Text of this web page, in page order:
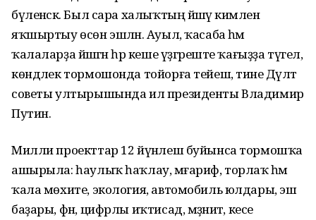
бүленәсәк. Был сара халыҡтың йәшәү кимәлен
яҡшыртыу өсөн эшләнә. Ауыл, ҡасаба һәм
ҡалаларҙа йәшәгән һәр кеше үҙгәреште ҡағыҙҙа түгел,
көндәлек тормошонда тойорға тейеш, тине Дәүләт
советы ултырышында ил президенты Владимир
Путин.
Милли проекттар 12 йүнәлеш буйынса тормошҡа
ашырыла: һаулыҡ һаҡлау, мәғариф, торлаҡ һәм
ҡала мөхите, экология, автомобиль юлдары, эш
баҙары, фән, цифрлы иҡтисад, мәҙәниәт, кесе